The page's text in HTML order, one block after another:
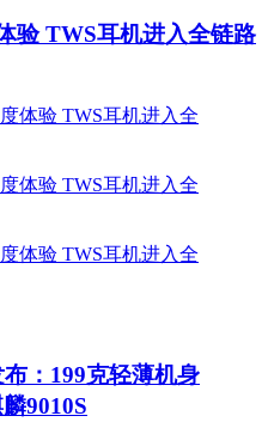
验 TWS耳机进入全链路
：199克轻薄机身
9010S